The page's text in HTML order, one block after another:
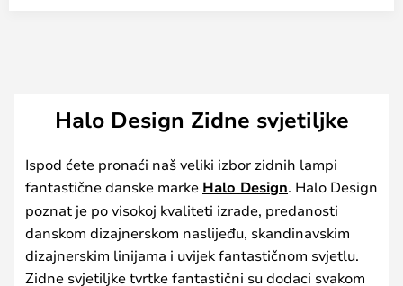
Halo Design Zidne svjetiljke
Ispod ćete pronaći naš veliki izbor zidnih lampi
fantastične danske marke Halo Design. Halo Design
poznat je po visokoj kvaliteti izrade, predanosti
danskom dizajnerskom naslijeđu, skandinavskim
dizajnerskim linijama i uvijek fantastičnom svjetlu.
Zidne svjetiljke tvrtke fantastični su dodaci svakom